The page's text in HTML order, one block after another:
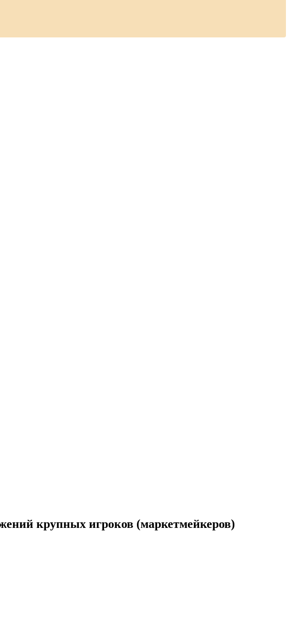
крупных игроков (маркетмейкеров)